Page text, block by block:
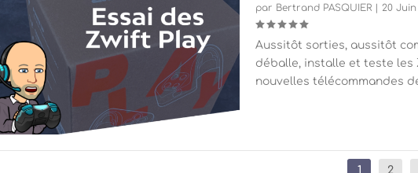
par Bertrand PASQUIER 20 Juin
Aussitôt sorties, aussitôt
déballe, installe et teste les
nouvelles télécommandes
1 2